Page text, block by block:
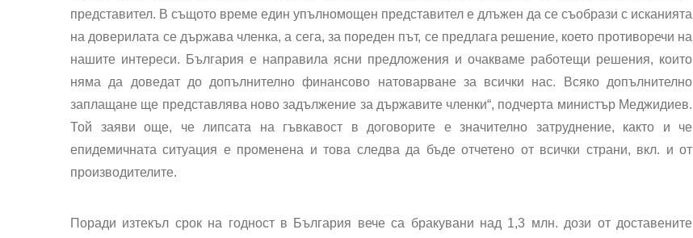
представител. В същото време един упълномощен представител е длъжен да се съобрази с исканията
на доверилата се държава членка, а сега, за пореден път, се предлага решение, което противоречи на
нашите интереси. България е направила ясни предложения и очакваме работещи решения, които
няма да доведат до допълнително финансово натоварване за всички нас. Всяко допълнително
заплащане ще представлява ново задължение за държавите членки“, подчерта министър Меджидиев.
Той заяви още, че липсата на гъвкавост в договорите е значително затруднение, както и че
епидемичната ситуация е променена и това следва да бъде отчетено от всички страни, вкл. и от
производителите.
Поради изтекъл срок на годност в България вече са бракувани над 1,3 млн. дози от доставените